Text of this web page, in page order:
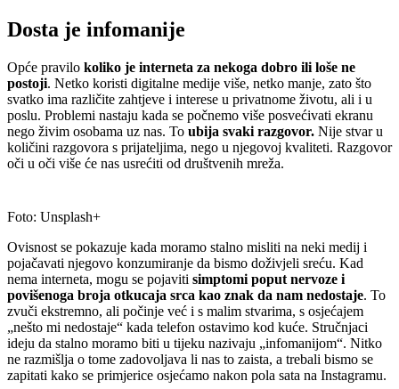
Dosta je infomanije
Opće pravilo koliko je interneta za nekoga dobro ili loše ne
postoji. Netko koristi digitalne medije više, netko manje, zato što
svatko ima različite zahtjeve i interese u privatnome životu, ali i u
poslu. Problemi nastaju kada se počnemo više posvećivati ekranu
nego živim osobama uz nas. To ubija svaki razgovor. Nije stvar u
količini razgovora s prijateljima, nego u njegovoj kvaliteti. Razgovor
oči u oči više će nas usrećiti od društvenih mreža.
Foto: Unsplash+
Ovisnost se pokazuje kada moramo stalno misliti na neki medij i
pojačavati njegovo konzumiranje da bismo doživjeli sreću. Kad
nema interneta, mogu se pojaviti simptomi poput nervoze i
povišenoga broja otkucaja srca kao znak da nam nedostaje. To
zvuči ekstremno, ali počinje već i s malim stvarima, s osjećajem
„nešto mi nedostaje“ kada telefon ostavimo kod kuće. Stručnjaci
ideju da stalno moramo biti u tijeku nazivaju „infomanijom“. Nitko
ne razmišlja o tome zadovoljava li nas to zaista, a trebali bismo se
zapitati kako se primjerice osjećamo nakon pola sata na Instagramu.